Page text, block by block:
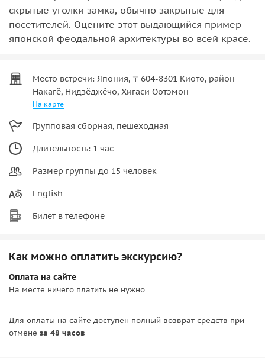
скрытые уголки замка, обычно закрытые для
посетителей. Оцените этот выдающийся пример
японской феодальной архитектуры во всей красе.
Место встречи: Япония, 〒604-8301 Киото, район
Накагё, Нидзёджёчо, Хигаси Оотэмон
На карте
Групповая сборная, пешеходная
Длительность: 1 час
Размер группы до 15 человек
English
Билет в телефоне
Как можно оплатить экскурсию?
Оплата на сайте
На месте ничего платить не нужно
Для оплаты на сайте доступен полный возврат средств при
отмене за 48 часов